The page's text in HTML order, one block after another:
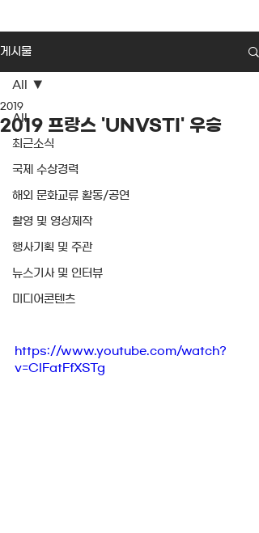
게시물
All
최근소식
국제 수상경력
해외 문화교류 활동/공연
촬영 및 영상제작
행사기획 및 주관
뉴스기사 및 인터뷰
미디어콘텐츠
All
2019 프랑스 'UNVSTI' 우승
2019
https://www.youtube.com/watch?
v=CIFatFfXSTg